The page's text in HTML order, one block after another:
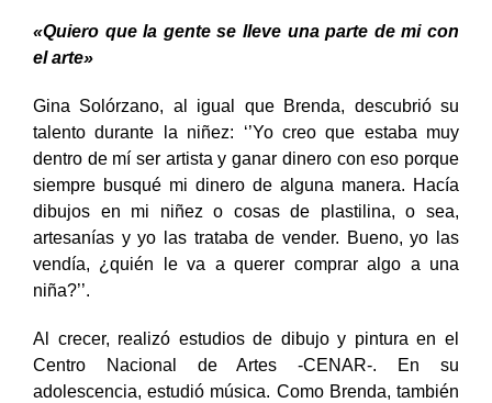
«Quiero que la gente se lleve una parte de mi con
Gina Solórzano, al igual que Brenda, descubrió su
talento durante la niñez: ‘’Yo creo que estaba muy
dentro de mí ser artista y ganar dinero con eso porque
siempre busqué mi dinero de alguna manera. Hacía
dibujos en mi niñez o cosas de plastilina, o sea,
artesanías y yo las trataba de vender. Bueno, yo las
vendía, ¿quién le va a querer comprar algo a una
Al crecer, realizó estudios de dibujo y pintura en el
Centro Nacional de Artes -CENAR-. En su